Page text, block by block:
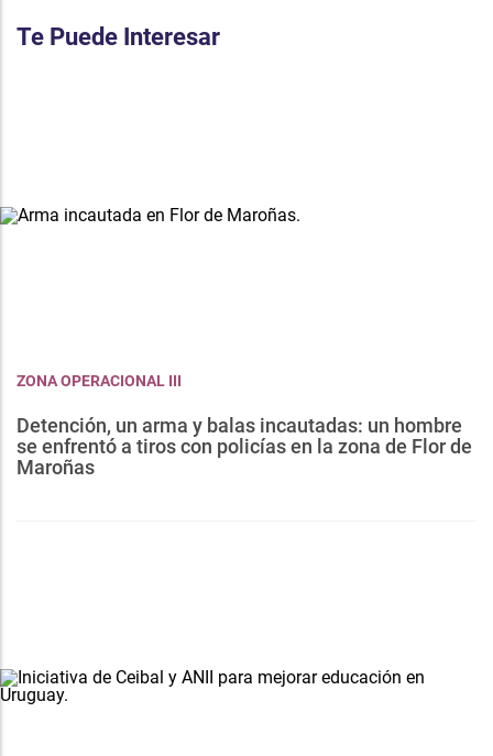
Te Puede Interesar
ZONA OPERACIONAL III
Detención, un arma y balas incautadas: un hombre
se enfrentó a tiros con policías en la zona de Flor de
Maroñas